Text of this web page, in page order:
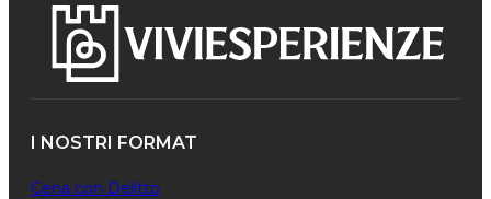
I NOSTRI FORMAT
Cena con Delitto